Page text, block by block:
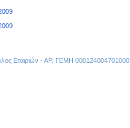
Εταιριών - ΑΡ. ΓΕΜΗ 000124004701000